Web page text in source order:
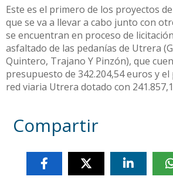
Este es el primero de los proyectos
que se va a llevar a cabo junto con
se encuentran en proceso de
asfaltado de las pedanías de Utrera
Quintero, Trajano Y Pinzón), que
presupuesto de 342.204,54 euros y
red viaria Utrera dotado con
Compartir